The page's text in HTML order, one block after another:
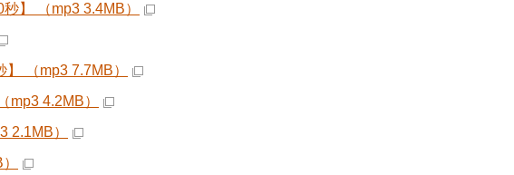
】 （mp3 3.4MB）
（mp3 7.7MB）
4.2MB）
2.1MB）